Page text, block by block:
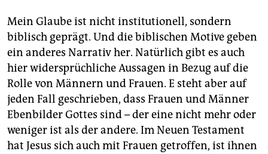
Mein Glaube ist nicht institutionell, sondern
biblisch geprägt. Und die biblischen Motive geben
ein anderes Narrativ her. Natürlich gibt es auch
hier widersprüchliche Aussagen in Bezug auf die
Rolle von Männern und Frauen. E steht aber auf
jeden Fall geschrieben, dass Frauen und Männer
Ebenbilder Gottes sind – der eine nicht mehr oder
weniger ist als der andere. Im Neuen Testament
hat Jesus sich auch mit Frauen getroffen, ist ihnen